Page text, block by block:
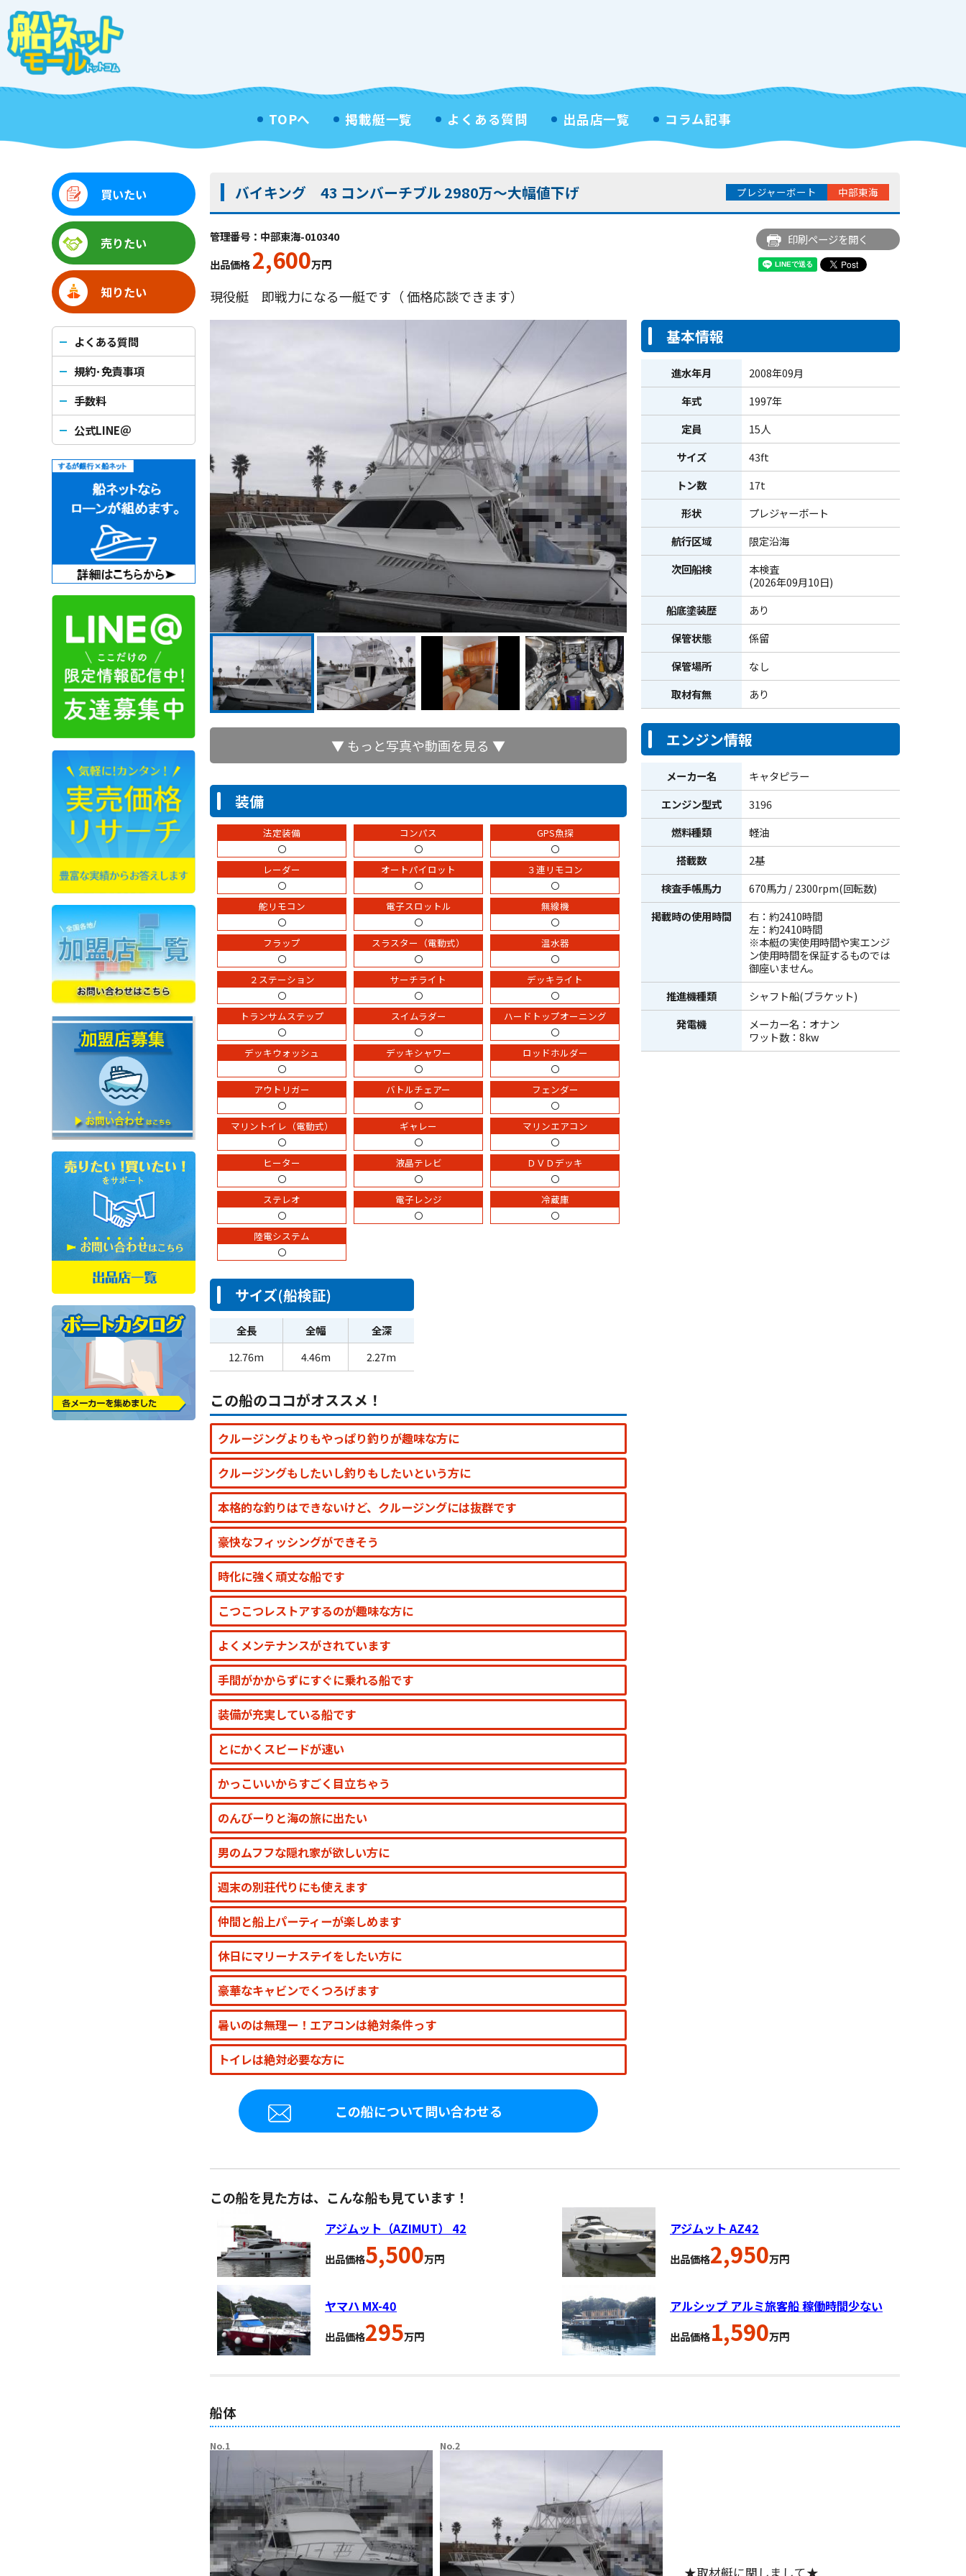
TOPへ 掲載艇一覧 よくある質問 出品店一覧 コラム記事
バイキング 43 コンバーチブル 2980万～大幅値下げ プレジャーボート 中部東海
管理番号：中部東海-010340
出品価格2,600万円
印刷ページを開く
現役艇 即戦力になる一艇です（ 価格応談できます）
▼ もっと写真や動画を見る ▼
装備
法定装備
〇
コンパス
〇
GPS魚探
〇
レーダー
〇
オートパイロット
〇
３連リモコン
〇
舵リモコン
〇
電子スロットル
〇
無線機
〇
フラップ
〇
スラスター（電動式）
〇
温水器
〇
２ステーション
〇
サーチライト
〇
デッキライト
〇
トランサムステップ
〇
スイムラダー
〇
ハードトップオーニング
〇
デッキウォッシュ
〇
デッキシャワー
〇
ロッドホルダー
〇
アウトリガー
〇
バトルチェアー
〇
フェンダー
〇
マリントイレ（電動式）
〇
ギャレー
〇
マリンエアコン
〇
ヒーター
〇
液晶テレビ
〇
ＤＶＤデッキ
〇
ステレオ
〇
電子レンジ
〇
冷蔵庫
〇
陸電システム
〇
サイズ(船検証)
全長 全幅
全深
12.76m
4.46m 2.27m
この船のココがオススメ！
クルージングよりもやっぱり釣りが趣味な方に
クルージングもしたいし釣りもしたいという方に
本格的な釣りはできないけど、クルージングには抜群です
豪快なフィッシングができそう
時化に強く頑丈な船です
こつこつレストアするのが趣味な方に
よくメンテナンスがされています
手間がかからずにすぐに乗れる船です
装備が充実している船です
とにかくスピードが速い
かっこいいからすごく目立ちゃう
のんびーりと海の旅に出たい
男のムフフな隠れ家が欲しい方に
週末の別荘代りにも使えます
仲間と船上パーティーが楽しめます
休日にマリーナステイをしたい方に
豪華なキャビンでくつろげます
暑いのは無理ー！エアコンは絶対条件っす
トイレは絶対必要な方に
この船について問い合わせる
基本情報
進水年月
2008年09月
年式
1997年
定員
15人
サイズ
43ft
トン数
17t
形状
プレジャーボート
航行区域
限定沿海
次回船検
本検査
(2026年09月10日)
船底塗装歴
あり
保管状態
係留
保管場所
なし
取材有無
あり
エンジン情報
メーカー名
キャタピラー
エンジン型式
3196
燃料種類
軽油
搭載数
2基
検査手帳馬力
670馬力 / 2300rpm(回転数)
掲載時の使用時間
右：約2410時間
左：約2410時間
※本艇の実使用時間や実エンジ
ン使用時間を保証するものでは
御座いません。
推進機種類
シャフト船(ブラケット)
発電機
メーカー名：オナン
ワット数：8kw
この船を見た方は、こんな船も見ています！
アジムット（AZIMUT） 42
出品価格5,500万円
アジムット AZ42
出品価格2,950万円
ヤマハ MX-40
出品価格295万円
アルシップ アルミ旅客船 稼働時間少ない
出品価格1,590万円
船体
No.1 No.2
★取材艇に関しまして★
買いたい
売りたい
知りたい
よくある質問
規約･免責事項
手数料
公式LINE＠